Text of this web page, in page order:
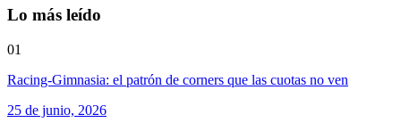
Lo más leído
01
Racing-Gimnasia: el patrón de corners que las cuotas no ven
25 de junio, 2026